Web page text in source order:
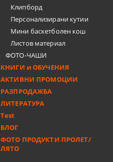
Клипборд
Персонализирани кутии
Мини баскетболен кош
Листов материал
ФОТО-ЧАШИ
КНИГИ и ОБУЧЕНИЯ
АКТИВНИ ПРОМОЦИИ
РАЗПРОДАЖБА
ЛИТЕРАТУРА
Test
БЛОГ
ФОТО ПРОДУКТИ ПРОЛЕТ/
ЛЯТО